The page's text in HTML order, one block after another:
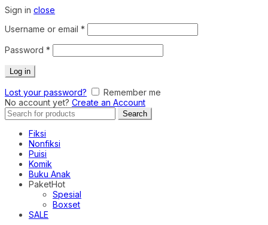
Sign in close
Username or email *
Password *
Log in
Lost your password?
Remember me
No account yet? Create an Account
Search
for:
Search
Fiksi
Nonfiksi
Puisi
Komik
Buku Anak
PaketHot
Spesial
Boxset
SALE